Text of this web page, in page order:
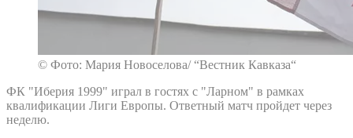
© Фото: Мария Новоселова/ “Вестник Кавказа“
ФК "Иберия 1999" играл в гостях с "Ларном" в рамках
квалификации Лиги Европы. Ответный матч пройдет через
неделю.